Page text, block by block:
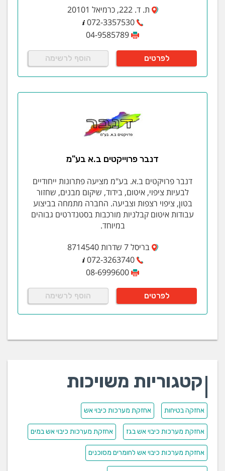
ת. ד. 222, כרמיאל 20101
072-3357530
04-9585789
לפרטים הוסף לרשימה
דנבר פרוייקטים ב.א בע"מ
דנבר פרויקטים ב.א. בע"מ מציעה פתרונות ייחודיים
לבעיות ציפוי, איטום, בידוד, שיקום מבנים, שחזור
בטון, ציפוי רצפות וצביעה. החברה מתמחה בביצוע
עבודות איטום קבלניות מורכבות בסטנדרטים גבוהים
במיוחד.
בריסל 7 שדרות 8714540
072-3263740
08-6999600
לפרטים הוסף לרשימה
קטגוריות משויכות
אחזקה בטיחות אחזקת מערכות כיבוי אש
אחזקת מערכות כיבוי אש בגז אחזקת מערכות כיבוי אש במים
אחזקת מערכות כיבוי אש לחומרים מסוכנים